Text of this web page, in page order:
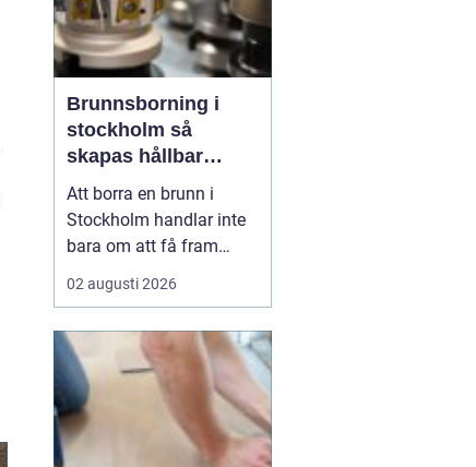
Brunnsborning i
stockholm så
skapas hållbar
tillgång till vatten
och energi
Att borra en brunn i
Stockholm handlar inte
bara om att få fram
vatten eller värme. Det är
också ett långsiktigt
ekonomi, komfort och
miljö under många år. I
en växande
storstadsregion med
begränsad yta,
02 augusti 2026